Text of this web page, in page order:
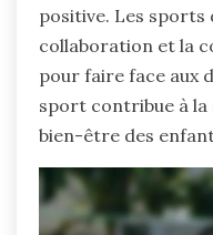
positive. Les sports
collaboration et la
pour faire face aux
sport contribue à la
bien-être des